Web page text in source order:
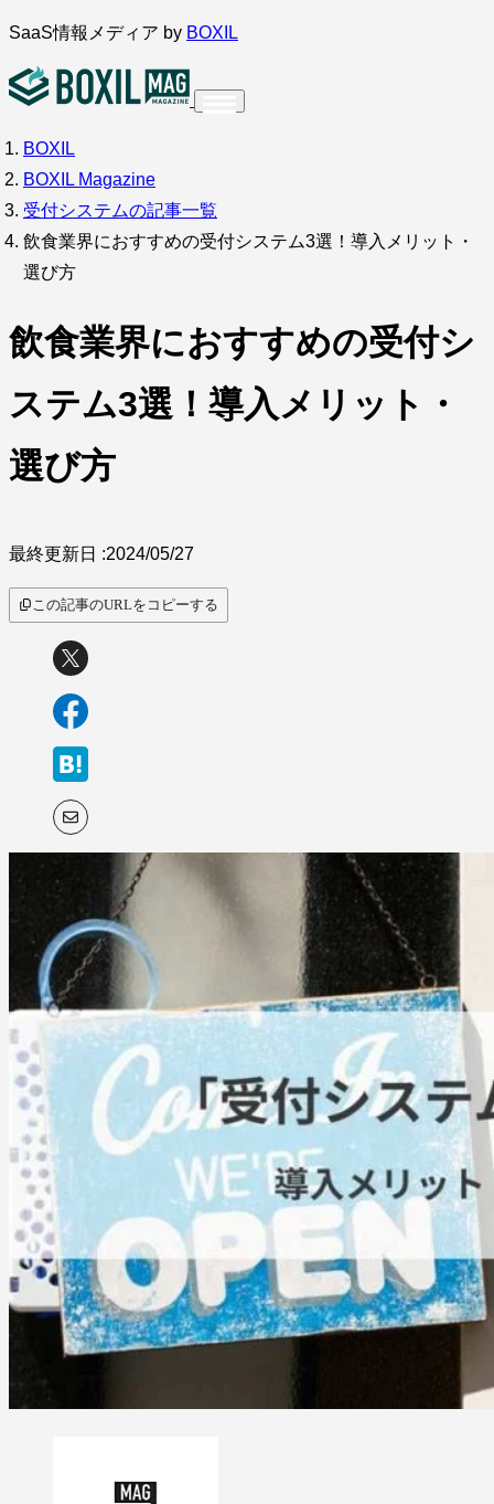
内
を
キ
ッ
プ
SaaS情報メディア by BOXIL
インタビュー
サービス比較 キーワードから探す
SaaS情報メディア by BOXIL
BOXIL
BOXIL Magazine
受付システムの記事一覧
飲食業界におすすめの受付システム3選！導入メリット・
選び方
飲食業界におすすめの受付シ
ステム3選！導入メリット・
選び方
最終更新日 :2024/05/27
この記事のURLをコピーする